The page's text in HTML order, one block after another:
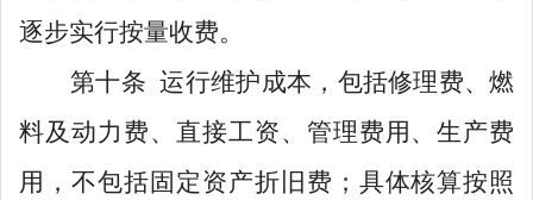
逐步实行按量收费。
第十条 运行维护成本，包括修理费、燃
料及动力费、 直接工资、管理费用、生产费
用，不包括固定资产折旧费；具体核算按照